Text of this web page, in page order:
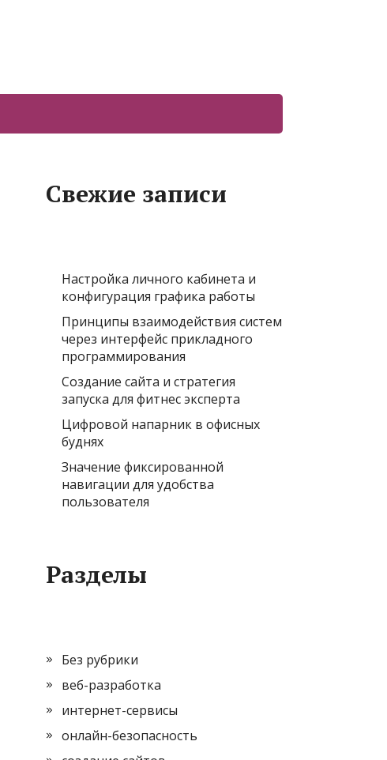
Свежие записи
Настройка личного кабинета и
конфигурация графика работы
Принципы взаимодействия систем
через интерфейс прикладного
программирования
Создание сайта и стратегия
запуска для фитнес эксперта
Цифровой напарник в офисных
буднях
Значение фиксированной
навигации для удобства
пользователя
Разделы
Без рубрики
веб-разработка
интернет-сервисы
онлайн-безопасность